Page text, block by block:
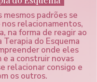
mesmos padrões se
relacionamentos,
na forma de reagir ao
do Esquema
onde eles
e a construir novas
relacionar consigo e
os outros.